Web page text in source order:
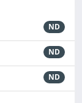
ND
ND
ND